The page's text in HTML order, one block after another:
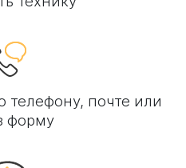
телефону, почте или
форму